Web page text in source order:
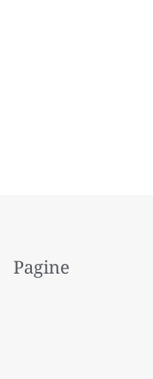
Pagine